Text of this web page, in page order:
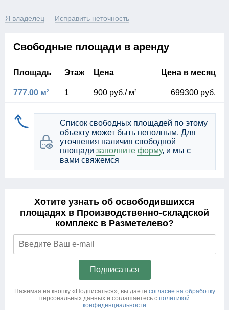
Я владелец Исправить неточность
Свободные площади в аренду
Площадь Этаж Цена Цена в месяц
777.00 м2 1 900 руб./ м2 699300 руб.
Список свободных площадей по этому
объекту может быть неполным. Для
уточнения наличия свободной
площади заполните форму, и мы с
вами свяжемся
Хотите узнать об освободившихся
площадях в Производственно-складской
комплекс в Разметелево?
Нажимая на кнопку «Подписаться», вы даете согласие на обработку
персональных данных и соглашаетесь c политикой
конфиденциальности